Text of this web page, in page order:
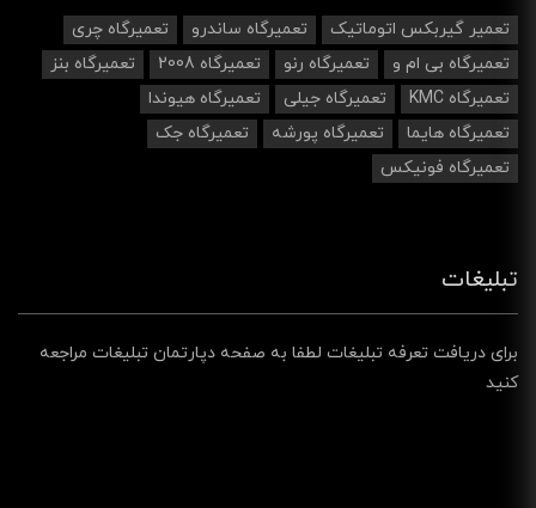
تعمیر گیربکس اتوماتیک تعمیرگاه ساندرو
تعمیرگاه چری
تعمیرگاه بی ام و
تعمیرگاه رنو تعمیرگاه 2008
تعمیرگاه بنز
تعمیرگاه KMC
تعمیرگاه جیلی
تعمیرگاه هیوندا
تعمیرگاه هایما
تعمیرگاه پورشه
تعمیرگاه جک
تعمیرگاه فونیکس
تبلیغات
برای دریافت تعرفه تبلیغات لطفا به صفحه دپارتمان تبلیغات مراجعه
کنید